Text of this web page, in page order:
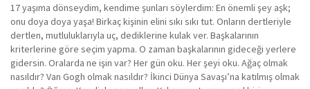
17 yaşıma dönseydim, kendime şunları söylerdim: En önemli şey aşk;
onu doya doya yaşa! Birkaç kişinin elini sıkı sıkı tut. Onların dertleriyle
dertlen, mutluluklarıyla uç, dediklerine kulak ver. Başkalarının
kriterlerine göre seçim yapma. O zaman başkalarının gideceği yerlere
gidersin. Oralarda ne işin var? Her gün oku. Her şeyi oku. Ağaç olmak
nasıldır? Van Gogh olmak nasıldır? İkinci Dünya Savaşı’na katılmış olmak